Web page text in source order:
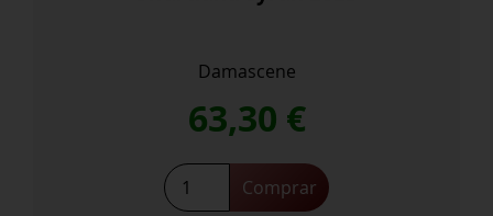
Damascene
63,30 €
Swartland
Syrah
Comprar